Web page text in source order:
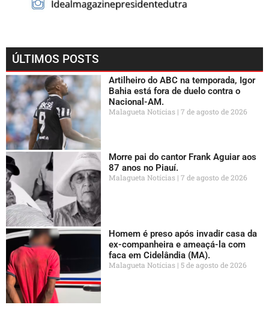
ÚLTIMOS POSTS
Artilheiro do ABC na temporada, Igor
Bahia está fora de duelo contra o
Nacional-AM.
Malagueta Notícias 7 de agosto de 2026
Morre pai do cantor Frank Aguiar aos
87 anos no Piauí.
Malagueta Notícias 7 de agosto de 2026
Homem é preso após invadir casa da
ex-companheira e ameaçá-la com
faca em Cidelândia (MA).
Malagueta Notícias 5 de agosto de 2026